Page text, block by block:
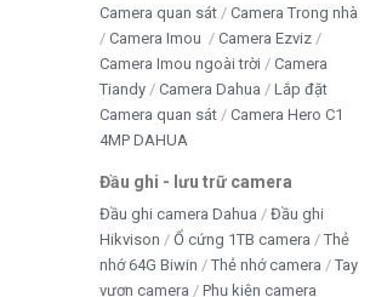
Camera quan sát
Camera Trong nhà
Camera Imou
Camera Ezviz
Camera Imou ngoài trời
Camera
Tiandy
Camera Dahua
Lắp đặt
Camera quan sát
Camera Hero C1
4MP DAHUA
Đầu ghi - lưu trữ camera
Đầu ghi camera Dahua
Đầu ghi
Hikvison
Ổ cứng 1TB camera
Thẻ
nhớ 64G Biwin
Thẻ nhớ camera
Tay
vươn camera
Phụ kiện camera